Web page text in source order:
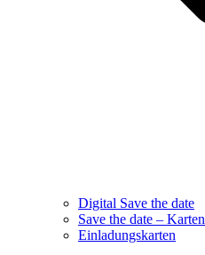
Digital Save the date
Save the date – Karten
Einladungskarten